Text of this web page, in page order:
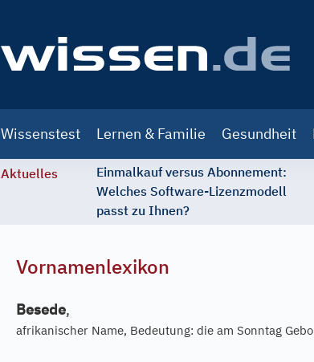
navigation
Wissenstest Lernen & Familie Gesundheit
Aktuelles
Einmalkauf versus Abonnement:
Welches Software-Lizenzmodell
passt zu Ihnen?
Vornamenlexikon
Besede,
afrikanischer Name, Bedeutung: die am Sonntag